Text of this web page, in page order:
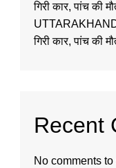
गिरी कार, पांच की
गिरी कार, पांच की
Recent
No comments to